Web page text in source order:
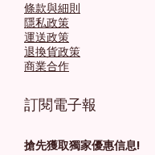
條款與細則
隱私政策
運送政策
退換貨政策
商業合作
訂閱電子報
搶先獲取獨家優惠信息!